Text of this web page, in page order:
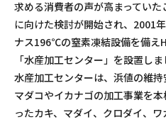
求める消費者の声が高まってい
に向けた検討が開始され、2001
ナス196℃の窒素凍結設備を備え
「水産加工センター」を設置しま
水産加工センターは、浜値の維
マダコやイカナゴの加工事業を
ったカキ、マダイ、クロダイ、